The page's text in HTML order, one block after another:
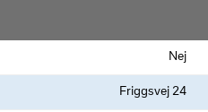
Nej
Friggsvej 24